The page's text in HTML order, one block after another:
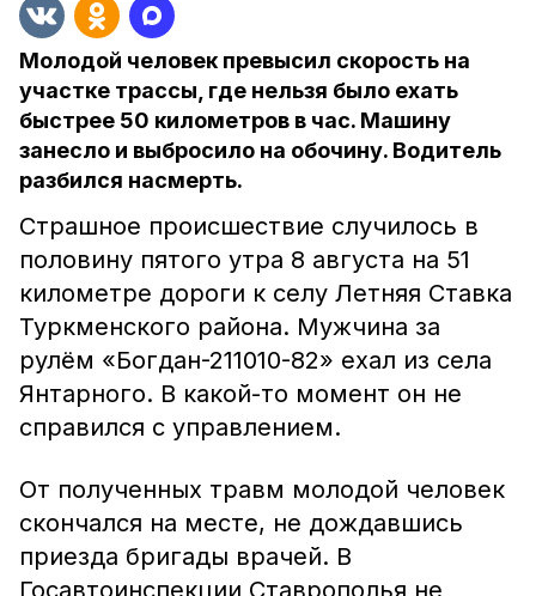
Молодой человек превысил скорость на
участке трассы, где нельзя было ехать
быстрее 50 километров в час. Машину
занесло и выбросило на обочину. Водитель
разбился насмерть.
Страшное происшествие случилось в
половину пятого утра 8 августа на 51
километре дороги к селу Летняя Ставка
Туркменского района. Мужчина за
рулём «Богдан-211010-82» ехал из села
Янтарного. В какой-то момент он не
справился с управлением.
От полученных травм молодой человек
скончался на месте, не дождавшись
приезда бригады врачей. В
Госавтоинспекции Ставрополья не